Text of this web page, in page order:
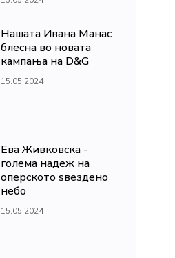
Нашата Ивана Манас
блесна во новата
кампања на D&G
15.05.2024
Ева Живковска -
голема надеж на
оперското ѕвездено
небо
15.05.2024